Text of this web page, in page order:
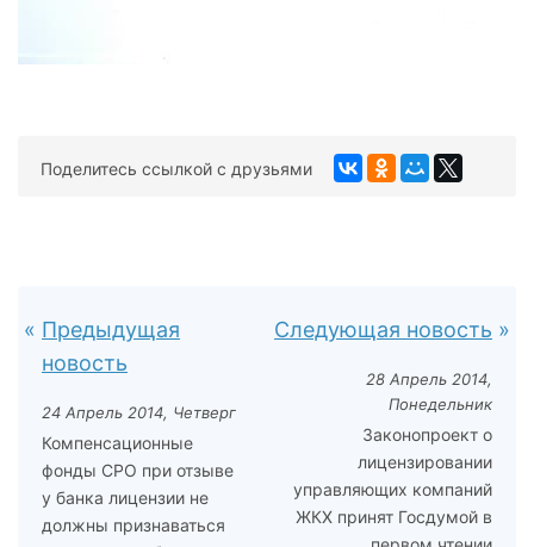
Поделитесь ссылкой с друзьями
Предыдущая
новость
24 Апрель 2014, Четверг
Компенсационные
фонды СРО при отзыве
у банка лицензии не
должны признаваться
Следующая новость
28 Апрель 2014,
Понедельник
Законопроект о
лицензировании
управляющих компаний
ЖКХ принят Госдумой в